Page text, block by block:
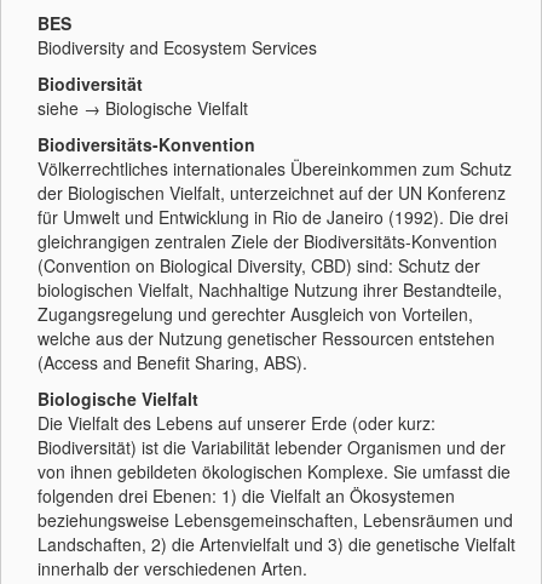
BES
Biodiversity and Ecosystem Services
Biodiversität
siehe → Biologische Vielfalt
Biodiversitäts-Konvention
Völkerrechtliches internationales Übereinkommen zum Schutz
der Biologischen Vielfalt, unterzeichnet auf der UN Konferenz
für Umwelt und Entwicklung in Rio de Janeiro (1992). Die drei
gleichrangigen zentralen Ziele der Biodiversitäts-Konvention
(Convention on Biological Diversity, CBD) sind: Schutz der
biologischen Vielfalt, Nachhaltige Nutzung ihrer Bestandteile,
Zugangsregelung und gerechter Ausgleich von Vorteilen,
welche aus der Nutzung genetischer Ressourcen entstehen
(Access and Benefit Sharing, ABS).
Biologische Vielfalt
Die Vielfalt des Lebens auf unserer Erde (oder kurz:
Biodiversität) ist die Variabilität lebender Organismen und der
von ihnen gebildeten ökologischen Komplexe. Sie umfasst die
folgenden drei Ebenen: 1) die Vielfalt an Ökosystemen
beziehungsweise Lebensgemeinschaften, Lebensräumen und
Landschaften, 2) die Artenvielfalt und 3) die genetische Vielfalt
innerhalb der verschiedenen Arten.